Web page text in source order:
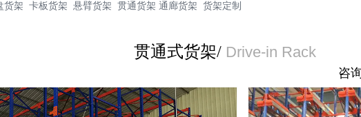
货架 卡板货架 悬臂货架 贯通货架 通廊货架 货架定制
贯通式货架/ Drive-in Rack
咨